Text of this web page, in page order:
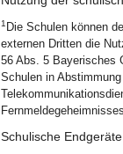
1 Die Schulen können
externen Dritten die
56 Abs. 5 Bayerisches
Schulen in
Schulische Endgeräte